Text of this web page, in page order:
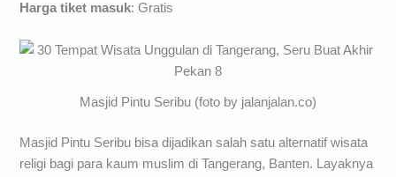
Harga tiket masuk: Gratis
Masjid Pintu Seribu (foto by jalanjalan.co)
Masjid Pintu Seribu bisa dijadikan salah satu alternatif wisata
religi bagi para kaum muslim di Tangerang, Banten. Layaknya